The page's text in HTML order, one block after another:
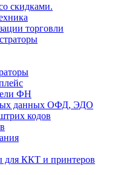
скидками.
торговли
ФН
данных ОФД, ЭДО
кодов
для ККТ и принтеров